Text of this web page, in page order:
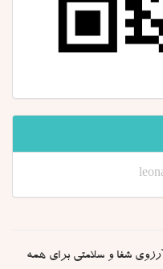
شفا و سلامتی برای همه